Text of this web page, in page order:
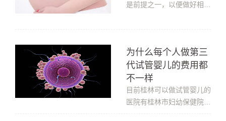
需要50,000-100,000元钱
是前提之一，以便做好相关
者初次移植失败，但因为促
排效果比较好，剩下了一些
多余的胚胎，如果进行了冷
冻保存，则可以在女方身体
调理好之...
为什么每个人做第三
代试管婴儿的费用都
不一样
目前桂林可以做试管婴儿的
医院有桂林市妇幼保健院、